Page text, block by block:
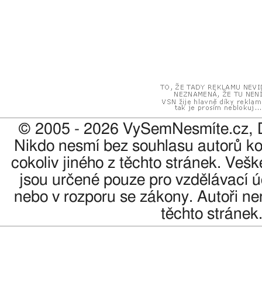
© 2005 - 2026 VySemNesmíte.cz,
Nikdo nesmí bez souhlasu autorů
cokoliv jiného z těchto stránek.
jsou určené pouze pro vzdělávací
nebo v rozporu se zákony. Autoři
těchto